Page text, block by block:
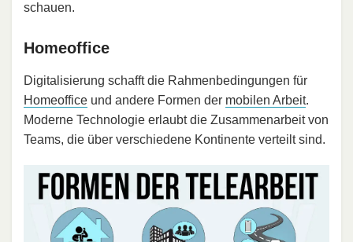
schauen.
Homeoffice
Digitalisierung schafft die Rahmenbedingungen für
Homeoffice und andere Formen der mobilen Arbeit.
Moderne Technologie erlaubt die Zusammenarbeit von
Teams, die über verschiedene Kontinente verteilt sind.